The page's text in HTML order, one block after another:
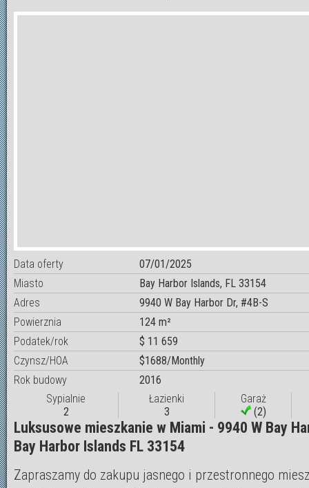
Data oferty
07/01/2025
Miasto
Bay Harbor Islands, FL 33154
Adres
9940 W Bay Harbor Dr, #4B-S
Powierznia
124 m²
Podatek/rok
$ 11 659
Czynsz/HOA
$1688/Monthly
Rok budowy
2016
Sypialnie
2
Łazienki
3
Garaż
(2)
Luksusowe mieszkanie w Miami - 9940 W Bay
Bay Harbor Islands FL 33154
Zapraszamy do zakupu jasnego i przestronnego